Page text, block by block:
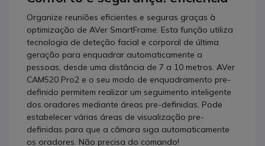
Organize reuniões eficientes e seguras graças à
optimização de AVer SmartFrame. Esta função utiliza
tecnologia de deteção facial e corporal de última
geração para enquadrar automaticamente a
pessoas, desde uma distância de 7 a 10 metros. AVer
CAM520 Pro2 e o seu modo de enquadramento pre-
definido permitem realizar um seguimento inteligente
dos oradores mediante áreas pre-definidas. Pode
estabelecer várias áreas de visualização pre-
definidas para que a câmara siga automaticamente
os oradores. Não precisa do comando!